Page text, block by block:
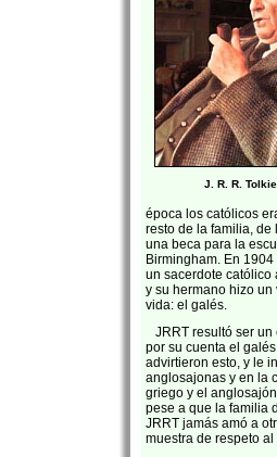
J. R. R.
época los católicos
resto de la familia,
una beca para la
Birmingham. En
un sacerdote católico
y su hermano hizo
vida: el galés.
JRRT resultó ser un
por su cuenta el
advirtieron esto, y le
anglosajonas y en la
griego y el
pese a que la familia
JRRT jamás amó a
muestra de respeto